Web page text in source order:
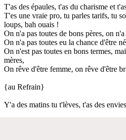
T'as des épaules, t'as du charisme et
T'es une vraie pro, tu parles tarifs, tu
loups, bah ouais !
On n'a pas toutes de bons pères, on
On n'a pas toutes eu la chance d'être
On n'est pas toutes en bons termes,
mères,
On rêve d'être femme, on rêve d'être
{au Refrain}
Y'a des matins tu t'lèves, t'as des